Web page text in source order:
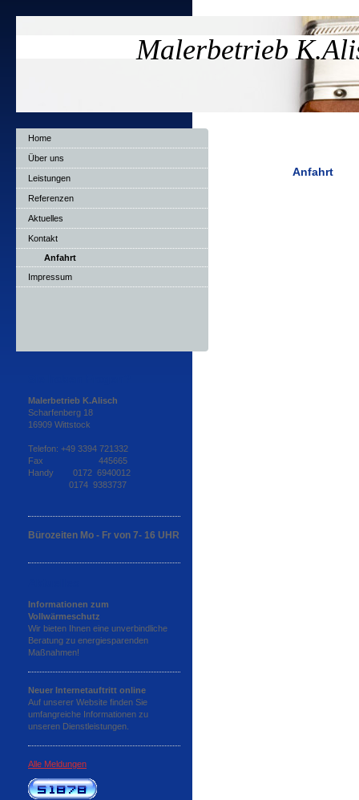
Malerbetrieb
Anfahrt
Home
Über uns
Leistungen
Referenzen
Aktuelles
Kontakt
Anfahrt
Impressum
Malerbetrieb K.Alisch
Scharfenberg 18
16909 Wittstock
Telefon: +49 3394 721332
Fax 445665
Handy 0172 6940012
0174 9383737
Bürozeiten Mo - Fr von 7- 16 UHR
Informationen zum
Vollwärmeschutz
Wir bieten Ihnen eine unverbindliche
Beratung zu energiesparenden
Maßnahmen!
Neuer Internetauftritt online
Auf unserer Website finden Sie
umfangreiche Informationen zu
unseren Dienstleistungen.
Alle Meldungen